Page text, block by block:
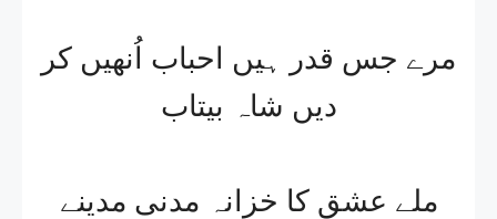
مرے جس قدر ہیں احباب اُنھیں کر
دیں شاہ بیتاب
ملے عشق کا خزانہ مدنی مدینے